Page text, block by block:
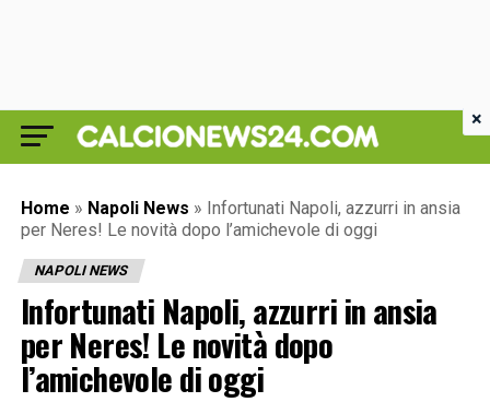
Home » Napoli News » Infortunati Napoli, azzurri in ansia
per Neres! Le novità dopo l’amichevole di oggi
NAPOLI NEWS
Infortunati Napoli, azzurri in ansia
per Neres! Le novità dopo
l’amichevole di oggi
×